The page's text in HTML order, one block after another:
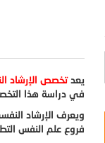
يعدتخصص الإرشاد
في دراسة هذا
ويعرف الإرشاد
فروع علم النفس